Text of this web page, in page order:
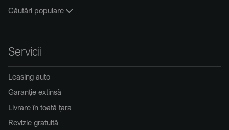
Căutări populare
Servicii
Leasing auto
Garanție extinsă
Livrare în toată țara
Revizie gratuită